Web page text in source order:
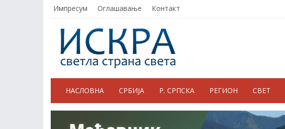
Импресум Оглашавање Контакт
НАСЛОВНА СРБИЈА Р. СРПСКА РЕГИОН СВЕТ